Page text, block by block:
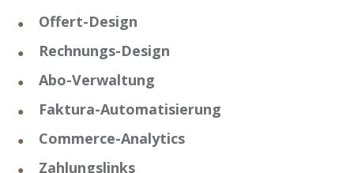
Offert-Design
Rechnungs-Design
Abo-Verwaltung
Faktura-Automatisierung
Commerce-Analytics
Zahlungslinks